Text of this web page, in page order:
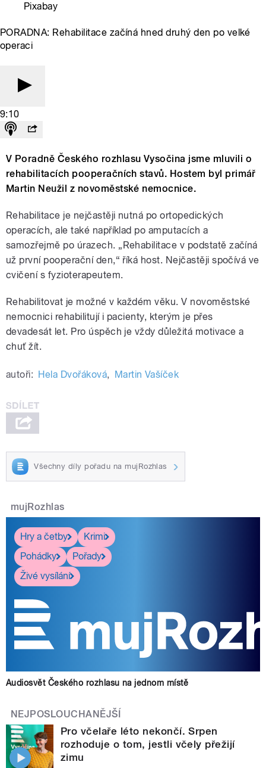
Pixabay
PORADNA: Rehabilitace začíná hned druhý den po velké
operaci
9:10
V Poradně Českého rozhlasu Vysočina jsme mluvili o
rehabilitacích pooperačních stavů. Hostem byl primář
Martin Neužil z novoměstské nemocnice.
Rehabilitace je nejčastěji nutná po ortopedických
operacích, ale také například po amputacích a
samozřejmě po úrazech. „Rehabilitace v podstatě začíná
už první pooperační den,“ říká host. Nejčastěji spočívá ve
cvičení s fyzioterapeutem.
Rehabilitovat je možné v každém věku. V novoměstské
nemocnici rehabilitují i pacienty, kterým je přes
devadesát let. Pro úspěch je vždy důležitá motivace a
chuť žít.
autoři: Hela Dvořáková, Martin Vašíček
Všechny díly pořadu na mujRozhlas
mujRozhlas
Hry a četby
Krimi
Pohádky
Pořady
Živé vysílání
Audiosvět Českého rozhlasu na jednom místě
NEJPOSLOUCHANĚJŠÍ
Pro včelaře léto nekončí. Srpen
rozhoduje o tom, jestli včely přežijí
zimu